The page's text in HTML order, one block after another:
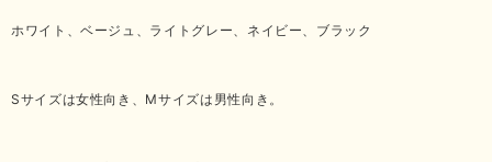
ホワイト、ベージュ、ライトグレー、ネイビー、ブラック
Sサイズは女性向き、Mサイズは男性向き。